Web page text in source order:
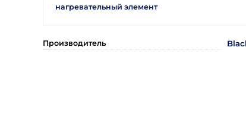
нагревательный элемент
Производитель